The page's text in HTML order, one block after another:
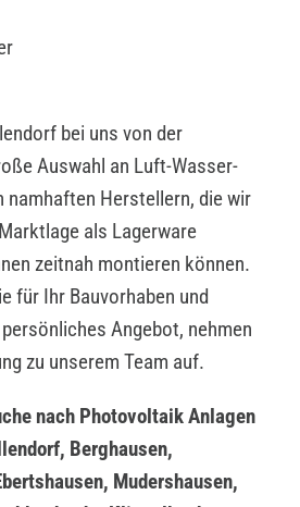
bei uns von der
Auswahl an Luft-Wasser-
namhaften Herstellern, die wir
als Lagerware
zeitnah montieren können.
für Ihr Bauvorhaben und
Angebot, nehmen
zu unserem Team auf.
nach Photovoltaik Anlagen
Berghausen,
Mudershausen,